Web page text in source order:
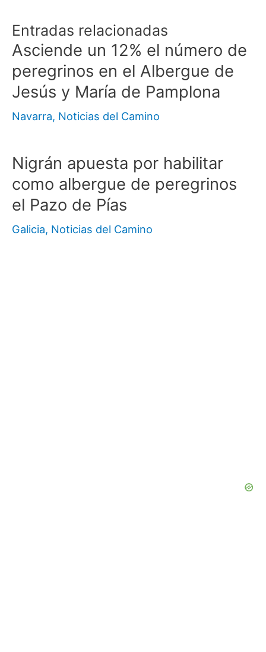
Entradas relacionadas
Asciende un 12% el número de
peregrinos en el Albergue de
Jesús y María de Pamplona
Navarra, Noticias del Camino
Nigrán apuesta por habilitar
como albergue de peregrinos
el Pazo de Pías
Galicia, Noticias del Camino